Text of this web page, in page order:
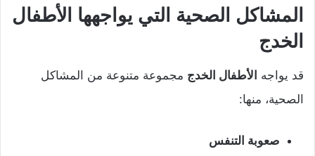
المشاكل الصحية التي يواجهها الأطفال
الخدج
قد يواجه الأطفال الخدج مجموعة متنوعة من المشاكل
الصحية، منها:
صعوبة التنفس